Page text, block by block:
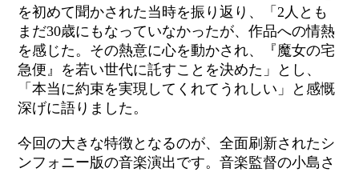
を初めて聞かされた当時を振り返り、「2人とも
まだ30歳にもなっていなかったが、作品への情熱
を感じた。その熱意に心を動かされ、『魔女の宅
急便』を若い世代に託すことを決めた」とし、
「本当に約束を実現してくれてうれしい」と感慨
深げに語りました。
今回の大きな特徴となるのが、全面刷新されたシ
ンフォニー版の音楽演出です。音楽監督の小島さ